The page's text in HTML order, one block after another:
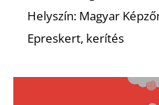
Helyszín: Magyar
Epreskert, kerítés